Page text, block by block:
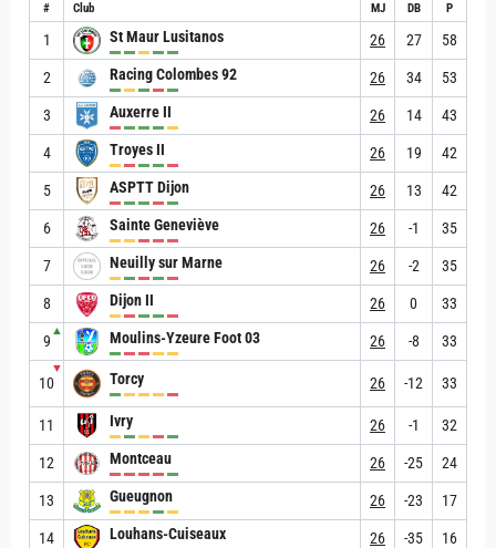
# Club MJ DB P
1 St Maur Lusitanos 26 27 58
2 Racing Colombes 92 26 34 53
3 Auxerre II 26 14 43
4 Troyes II 26 19 42
5 ASPTT Dijon 26 13 42
6 Sainte Geneviève 26 -1 35
7 Neuilly sur Marne 26 -2 35
8 Dijon II 26 0 33
9
▲ Moulins-Yzeure Foot 03 26 -8 33
10
▼
Torcy 26 -12 33
11 Ivry 26 -1 32
12 Montceau 26 -25 24
13 Gueugnon 26 -23 17
14 Louhans-Cuiseaux 26 -35 16